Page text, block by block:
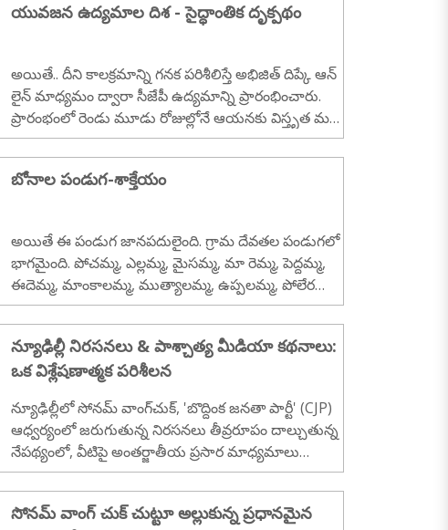
యువజన ఉద్యమాల దిశ - సైద్ధాంతిక దృక్పథం
అయితే.. దీని కాలక్రమాన్ని గనక పరిశీలిస్తే అభిజిత్ దిప్కే ఆన్
లైన్ మాధ్యమం ద్వారా సీజేపీ ఉద్యమాన్ని ప్రారంభించారు.
ప్రారంభంలో రెండు మూడు రోజుల్లోనే ఆయనకు విస్తృత మద్ద
తు లభించింది. ఆ తర్వాతే..
బోనాల పండుగ-శాక్తేయం
అయితే ఈ పండుగ జానపదులైంది. గ్రామ దేవతల పండుగలో
భాగమైంది. పోచమ్మ, ఎల్లమ్మ, మైసమ్మ, మా రెమ్మ, పెద్దమ్మ,
ఈదెమ్మ, మాంకాలమ్మ, ముత్యాలమ్మ, ఉప్పలమ్మ, పోలేరమ్మ,
అంకాలమ్మ... వంటి.....
న్యూఢిల్లీ నిరసనలు & పాశ్చాత్య మీడియా కథనాలు:
ఒక విశ్లేషణాత్మక పరిశీలన
న్యూఢిల్లీలో సోనమ్ వాంగ్‌చుక్, 'బొద్దింక జనతా పార్టీ' (CJP)
ఆధ్వర్యంలో జరుగుతున్న నిరసనలు తీవ్రరూపం దాల్చుతున్న
నేపథ్యంలో, వీటిపై అంతర్జాతీయ ప్రసార మాధ్యమాలు
చూపిస్తున్న ఆసక్తి, వార్తల కవరేజ్ విధానంపై తీవ్ర చర్చ
సాగుతోంది. పారదర్శకమైన రిపోర్టింగ్ పేరిట సాగుతున్న ఈ ప్ర
చారంలో ఏకపక్ష వైఖరి, అసత్య కథనాలు, వాస్తవాల విస్మరణ
సోనమ్ వాంగ్ చుక్ చుట్టూ అల్లుకున్న ప్రధానమైన